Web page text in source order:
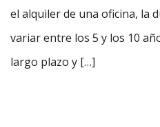
el alquiler de una oficina, la
variar entre los 5 y los 10
largo plazo y […]